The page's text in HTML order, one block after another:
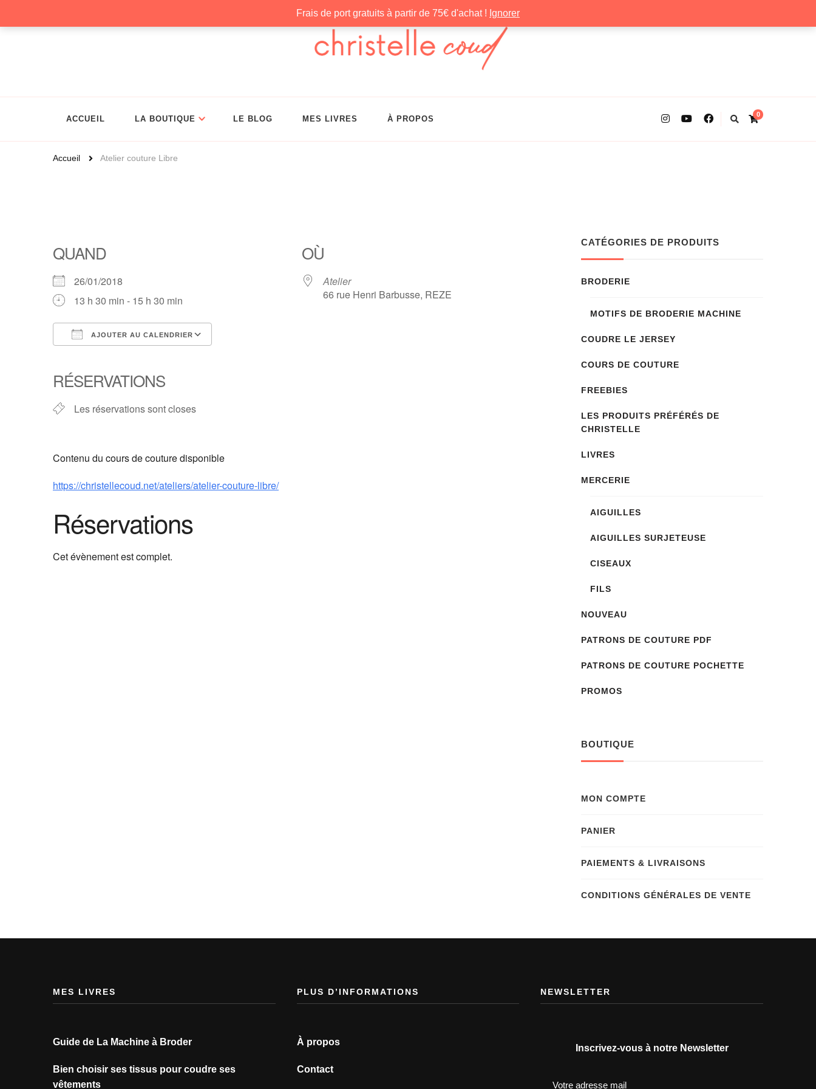
Frais de port gratuits à partir de 75€ d'achat ! Ignorer
ACCUEIL LA BOUTIQUE LE BLOG MES LIVRES À PROPOS 0
Accueil Atelier couture Libre
QUAND
26/01/2018
13 h 30 min - 15 h 30 min
AJOUTER AU CALENDRIER
RÉSERVATIONS
Les réservations sont closes
OÙ
Atelier
66 rue Henri Barbusse, REZE
Contenu du cours de couture disponible
https://christellecoud.net/ateliers/atelier-couture-libre/
Réservations
Cet évènement est complet.
CATÉGORIES DE PRODUITS
BRODERIE
MOTIFS DE BRODERIE MACHINE
COUDRE LE JERSEY
COURS DE COUTURE
FREEBIES
LES PRODUITS PRÉFÉRÉS DE
CHRISTELLE
LIVRES
MERCERIE
AIGUILLES
AIGUILLES SURJETEUSE
CISEAUX
FILS
NOUVEAU
PATRONS DE COUTURE PDF
PATRONS DE COUTURE POCHETTE
PROMOS
BOUTIQUE
MON COMPTE
PANIER
PAIEMENTS & LIVRAISONS
CONDITIONS GÉNÉRALES DE VENTE
MES LIVRES
Guide de La Machine à Broder
Bien choisir ses tissus pour coudre ses
vêtements
PLUS D’INFORMATIONS
À propos
Contact
NEWSLETTER
Inscrivez-vous à notre Newsletter
Votre adresse mail